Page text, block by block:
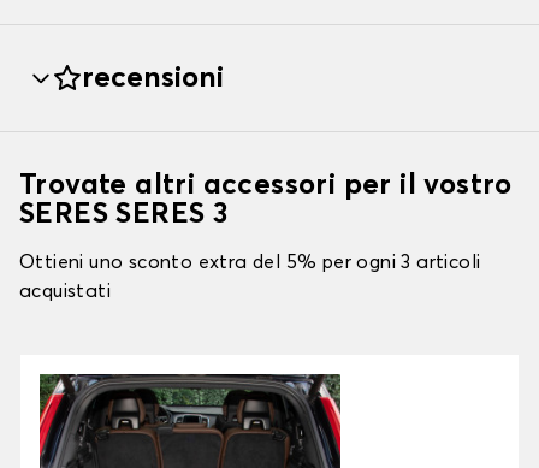
recensioni
Trovate altri accessori per il vostro
SERES SERES 3
Ottieni uno sconto extra del 5% per ogni 3 articoli
acquistati